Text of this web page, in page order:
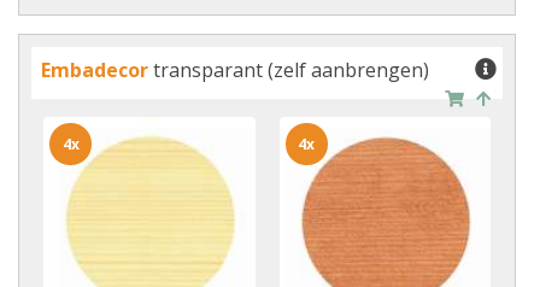
Embadecortransparant (zelf aanbrengen)
4x 4x